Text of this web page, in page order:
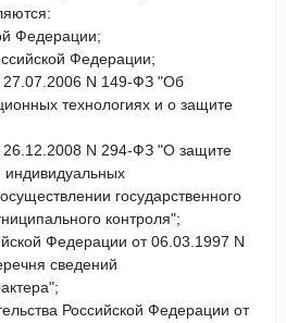
Федерации;
Федерации;
27.07.2006 N 149-ФЗ "Об
технологиях и о защите
26.12.2008 N 294-ФЗ "О защите
индивидуальных
государственного
контроля";
Федерации от 06.03.1997 N
сведений
Российской Федерации от